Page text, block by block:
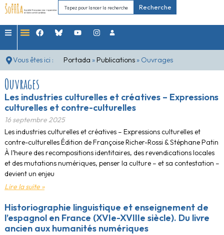
Recherche
Vous êtes ici : Portada » Publications » Ouvrages
Ouvrages
Les industries culturelles et créatives – Expressions
culturelles et contre-culturelles
16 septembre 2025
Les industries culturelles et créatives – Expressions culturelles et
contre-culturelles Édition de Françoise Richer-Rossi & Stéphane Patin
À l’heure des recompositions identitaires, des revendications locales
et des mutations numériques, penser la culture – et sa contestation –
devient un enjeu
Lire la suite »
Historiographie linguistique et enseignement de
l’espagnol en France (XVIe-XVIIIe siècle). Du livre
ancien aux humanités numériques